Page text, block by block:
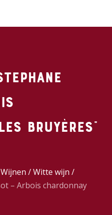
Bruyères”
/Witte wijn /
– Arbois chardonnay